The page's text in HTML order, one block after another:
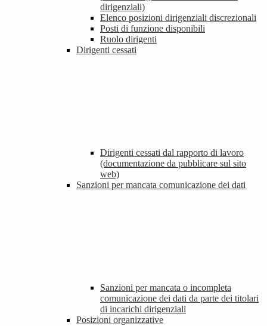
dirigenziali)
Elenco posizioni dirigenziali discrezionali
Posti di funzione disponibili
Ruolo dirigenti
Dirigenti cessati
Dirigenti cessati dal rapporto di lavoro
(documentazione da pubblicare sul sito
web)
Sanzioni per mancata comunicazione dei dati
Sanzioni per mancata o incompleta
comunicazione dei dati da parte dei titolari
di incarichi dirigenziali
Posizioni organizzative